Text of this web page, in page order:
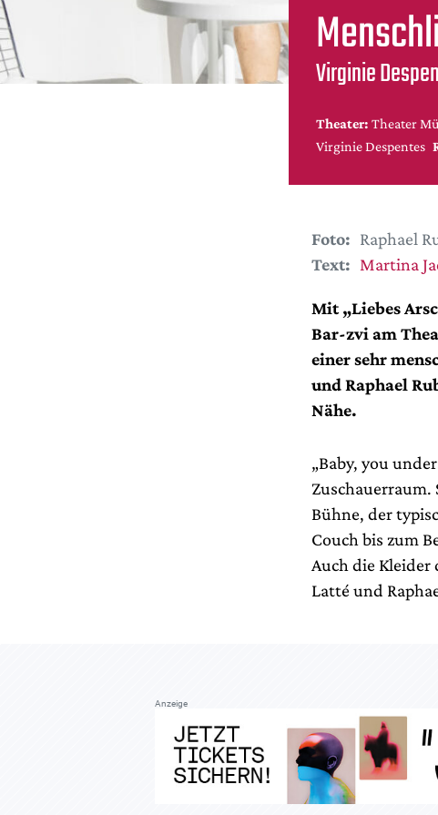
Virginie
Theater: Theater
Virginie Despentes
Foto: Raphael
Text: Martina
Mit „Liebes
Bar-zvi am
einer sehr
und Raphael
Nähe.
„Baby, you
Bühne, der
Couch bis zum
Auch die Kleider
Latté und
Anzeige